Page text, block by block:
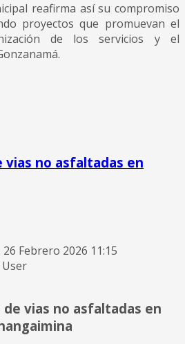
reafirma así su compromiso
proyectos que promuevan el
de los servicios y el
no asfaltadas en
26 Febrero 2026 11:15
vias no asfaltadas en